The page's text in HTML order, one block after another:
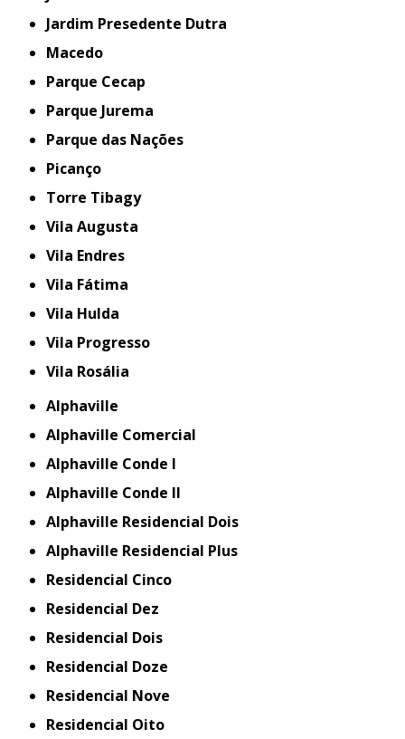
Jardim Presedente Dutra
Macedo
Parque Cecap
Parque Jurema
Parque das Nações
Picanço
Torre Tibagy
Vila Augusta
Vila Endres
Vila Fátima
Vila Hulda
Vila Progresso
Vila Rosália
Alphaville
Alphaville Comercial
Alphaville Conde I
Alphaville Conde II
Alphaville Residencial Dois
Alphaville Residencial Plus
Residencial Cinco
Residencial Dez
Residencial Dois
Residencial Doze
Residencial Nove
Residencial Oito